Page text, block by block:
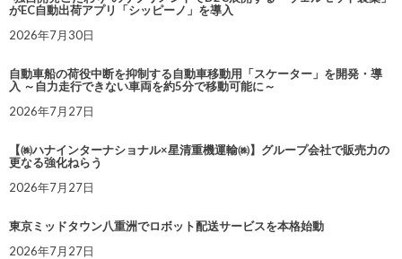
がEC自動出荷アプリ「シッピーノ」を導入
2026年7月30日
自動車船の荷役中断を抑制する自動車移動用「スケーター」を開発・導
入 ～自力走行できない車両を約5分で移動可能に～
2026年7月27日
【㈱ハナインターナショナル×星清重機運輸㈱】グループ会社で販売力の
更なる強化ねらう
2026年7月27日
東京ミッドタウン八重洲でロボット配送サービスを本格始動
2026年7月27日